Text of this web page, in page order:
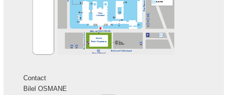
Contact
Bilel OSMANE